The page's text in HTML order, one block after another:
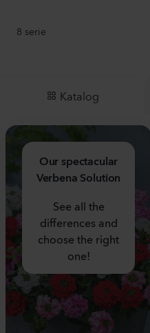
8 serie
Katalog
Our spectacular
Verbena Solution
See all the
differences and
choose the right
one!